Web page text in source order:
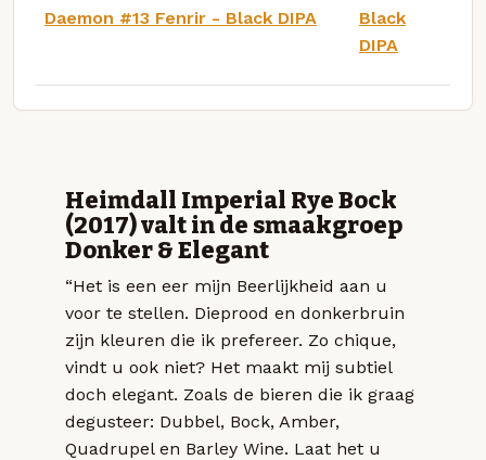
Daemon #13 Fenrir - Black DIPA
Black
DIPA
Heimdall Imperial Rye Bock
(2017) valt in de smaakgroep
Donker & Elegant
“Het is een eer mijn Beerlijkheid aan u
voor te stellen. Dieprood en donkerbruin
zijn kleuren die ik prefereer. Zo chique,
vindt u ook niet? Het maakt mij subtiel
doch elegant. Zoals de bieren die ik graag
degusteer: Dubbel, Bock, Amber,
Quadrupel en Barley Wine. Laat het u